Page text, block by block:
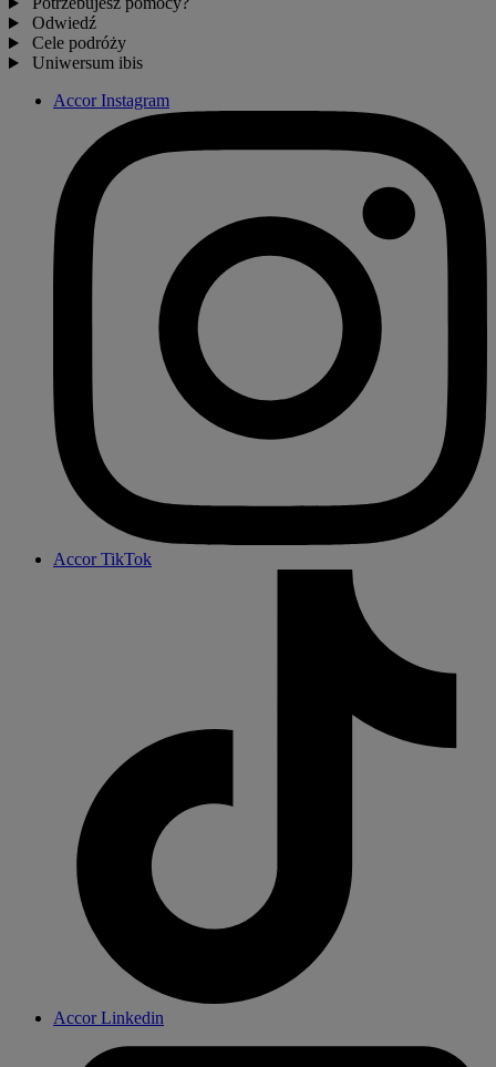
Odwiedź
Cele podróży
Uniwersum ibis
Accor Instagram
Accor TikTok
Accor Linkedin